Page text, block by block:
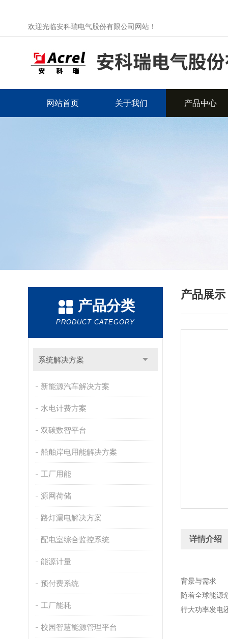
欢迎光临安科瑞电气股份有限公司网站！
网站首页 关于我们 产品中心
产品分类
PRODUCT CATEGORY
系统解决方案
新能源汽车解决方案
水电计费方案
双碳数智平台
船舶岸电用能解决方案
工厂用能
源网荷储
路灯漏电解决方案
配电室综合监控系统
能源计量
预付费系统
工厂能耗
校园智慧能源管理平台
产品展示
详情介绍
背景与需求
随着全球能源
行大功率发电